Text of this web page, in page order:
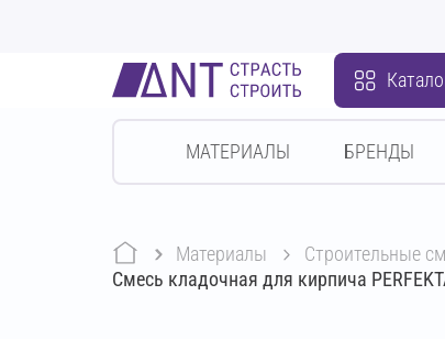
МАТЕРИАЛЫ БРЕНДЫ
Материалы строительные
Смесь кладочная для кирпича